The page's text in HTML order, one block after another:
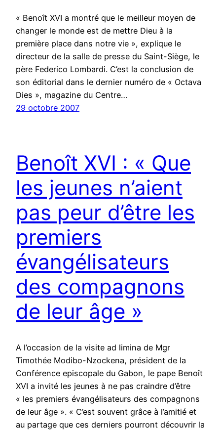
« Benoît XVI a montré que le meilleur moyen de
changer le monde est de mettre Dieu à la
première place dans notre vie », explique le
directeur de la salle de presse du Saint-Siège, le
père Federico Lombardi. C’est la conclusion de
son éditorial dans le dernier numéro de « Octava
Dies », magazine du Centre…
29 octobre 2007
Benoît XVI : « Que
les jeunes n’aient
pas peur d’être les
premiers
évangélisateurs
des compagnons
de leur âge »
A l’occasion de la visite ad limina de Mgr
Timothée Modibo-Nzockena, président de la
Conférence episcopale du Gabon, le pape Benoît
XVI a invité les jeunes à ne pas craindre d’être
« les premiers évangélisateurs des compagnons
de leur âge ». « C’est souvent grâce à l’amitié et
au partage que ces derniers pourront découvrir la